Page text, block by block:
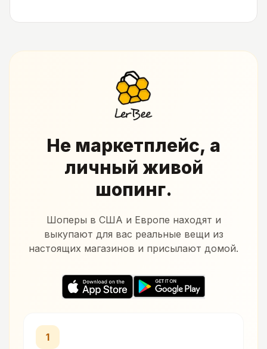
Не маркетплейс, а
личный живой
шопинг.
Шоперы в США и Европе находят и
выкупают для вас реальные вещи из
настоящих магазинов и присылают домой.
1